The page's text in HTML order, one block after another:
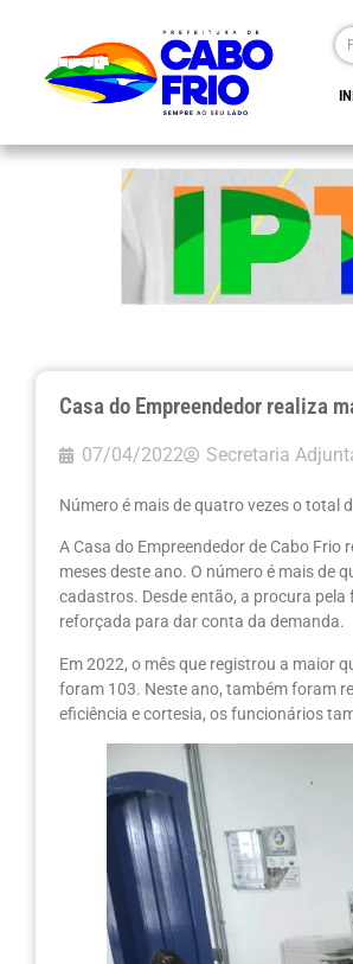
Casa do Empreendedor realiza
07/04/2022 Secretaria
Número é mais de quatro vezes o total
A Casa do Empreendedor de Cabo
meses deste ano. O número é mais de
cadastros. Desde então, a procura
reforçada para dar conta da demanda.
Em 2022, o mês que registrou a maior
foram 103. Neste ano, também foram
eficiência e cortesia, os funcionários